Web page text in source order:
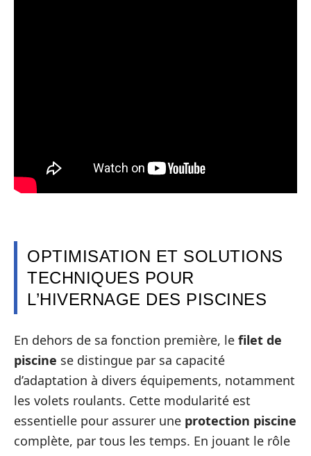
OPTIMISATION ET SOLUTIONS
TECHNIQUES POUR
L’HIVERNAGE DES PISCINES
En dehors de sa fonction première, le filet de
piscine se distingue par sa capacité
d’adaptation à divers équipements, notamment
les volets roulants. Cette modularité est
essentielle pour assurer une protection piscine
complète, par tous les temps. En jouant le rôle